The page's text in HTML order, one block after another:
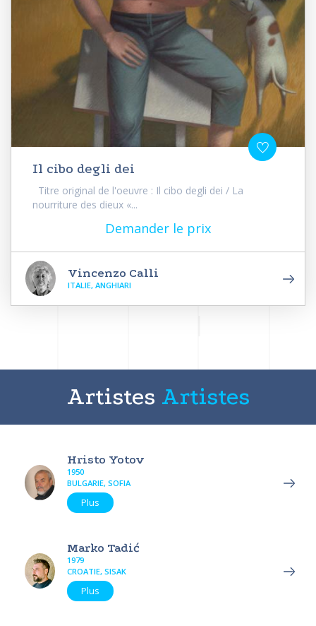
Il cibo degli dei
Titre original de l'oeuvre : Il cibo degli dei / La
nourriture des dieux «...
Demander le prix
Vincenzo Calli
ITALIE, ANGHIARI
Artistes Artistes
Hristo Yotov
1950
BULGARIE, SOFIA
Plus
Marko Tadić
1979
CROATIE, SISAK
Plus